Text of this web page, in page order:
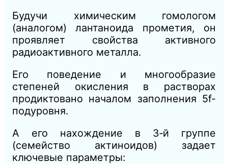
Будучи химическим гомологом
(аналогом) лантаноида прометия, он
проявляет свойства активного
радиоактивного металла.
Его поведение и многообразие
степеней окисления в растворах
продиктовано началом заполнения 5f-
подуровня.
А его нахождение в 3‑й группе
(семейство актиноидов) задает
ключевые параметры: